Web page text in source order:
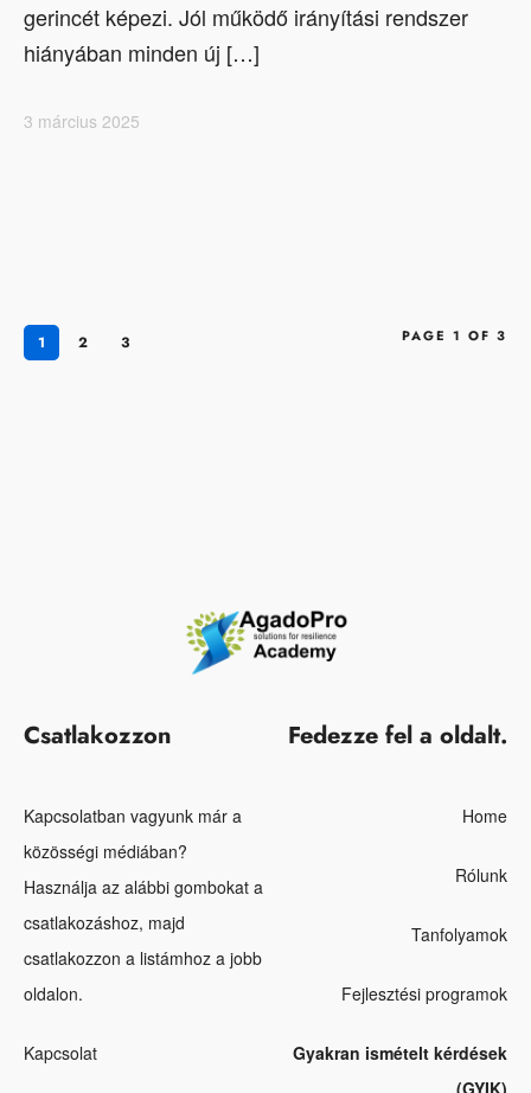
gerincét képezi. Jól működő irányítási rendszer
hiányában minden új […]
3 március 2025
1 2 3 PAGE 1 OF 3
Csatlakozzon
Kapcsolatban vagyunk már a
közösségi médiában?
Használja az alábbi gombokat a
csatlakozáshoz, majd
csatlakozzon a listámhoz a jobb
oldalon.
Kapcsolat
Fedezze fel a oldalt.
Home
Rólunk
Tanfolyamok
Fejlesztési programok
Gyakran ismételt kérdések